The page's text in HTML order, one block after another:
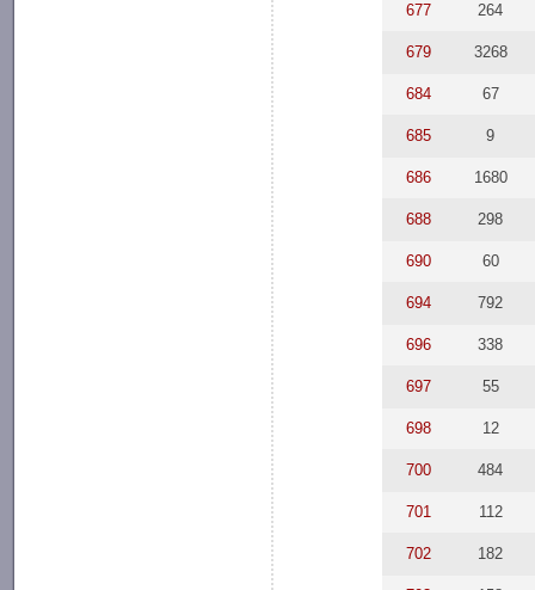
677 264
679 3268
684 67
685 9
686 1680
688 298
690 60
694 792
696 338
697 55
698 12
700 484
701 112
702 182